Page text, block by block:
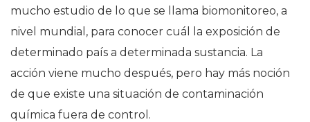
mucho estudio de lo que se llama biomonitoreo, a
nivel mundial, para conocer cuál la exposición de
determinado país a determinada sustancia. La
acción viene mucho después, pero hay más noción
de que existe una situación de contaminación
química fuera de control.